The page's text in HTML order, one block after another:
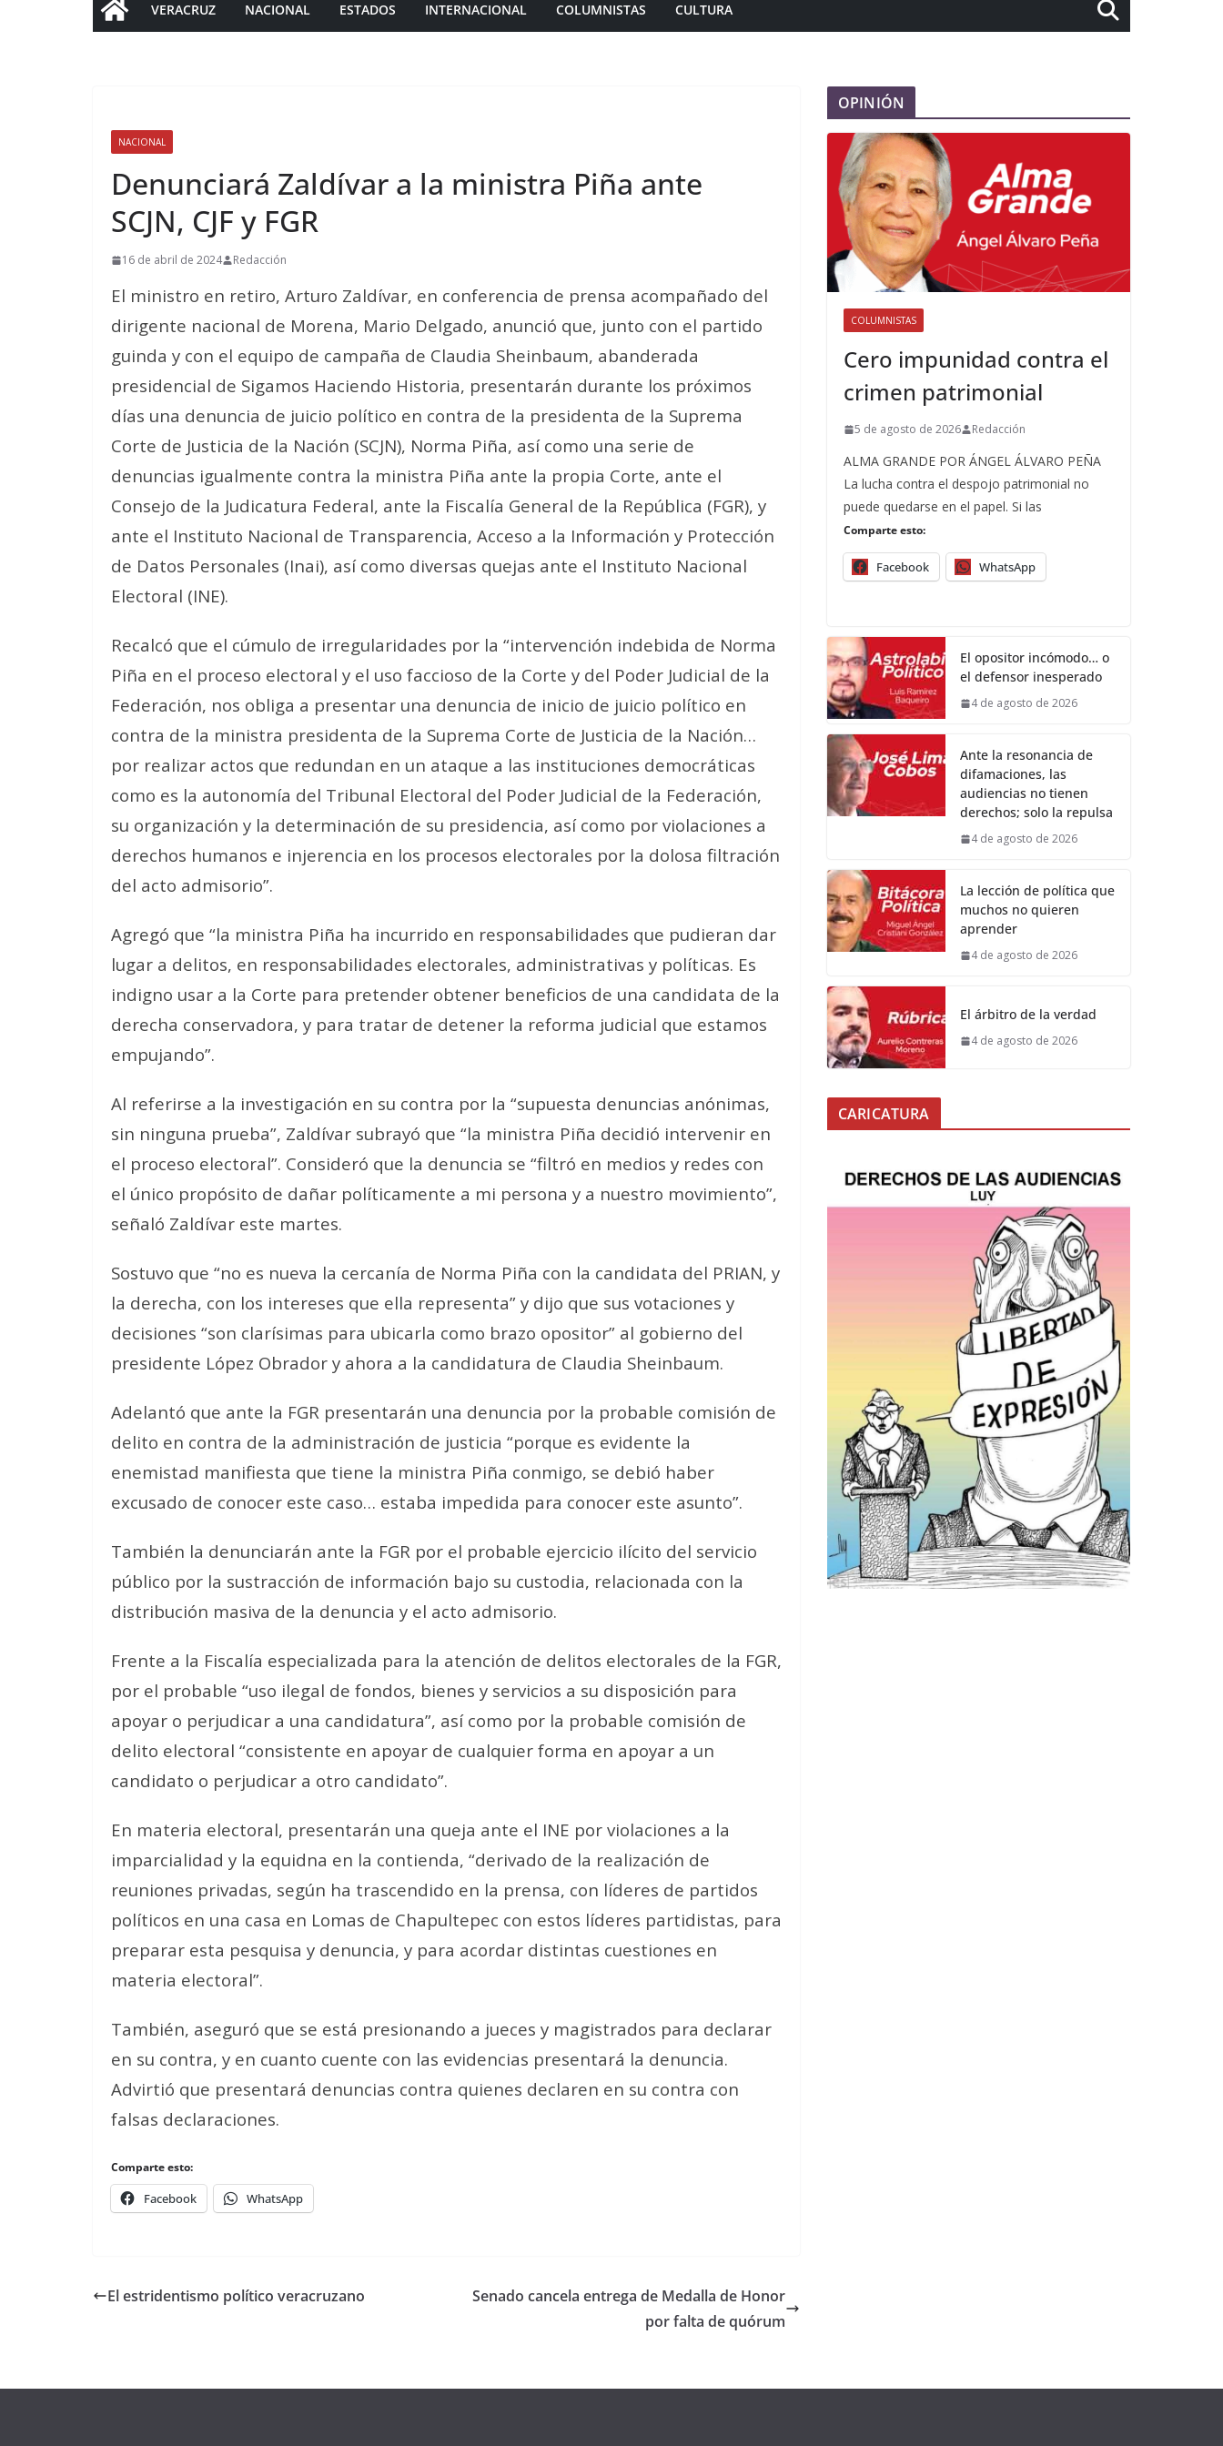
VERACRUZ NACIONAL ESTADOS INTERNACIONAL COLUMNISTAS CULTURA
NACIONAL
Denunciará Zaldívar a la ministra Piña ante
SCJN, CJF y FGR
16 de abril de 2024 Redacción
El ministro en retiro, Arturo Zaldívar, en conferencia de prensa acompañado del
dirigente nacional de Morena, Mario Delgado, anunció que, junto con el partido
guinda y con el equipo de campaña de Claudia Sheinbaum, abanderada
presidencial de Sigamos Haciendo Historia, presentarán durante los próximos
días una denuncia de juicio político en contra de la presidenta de la Suprema
Corte de Justicia de la Nación (SCJN), Norma Piña, así como una serie de
denuncias igualmente contra la ministra Piña ante la propia Corte, ante el
Consejo de la Judicatura Federal, ante la Fiscalía General de la República (FGR), y
ante el Instituto Nacional de Transparencia, Acceso a la Información y Protección
de Datos Personales (Inai), así como diversas quejas ante el Instituto Nacional
Electoral (INE).
Recalcó que el cúmulo de irregularidades por la “intervención indebida de Norma
Piña en el proceso electoral y el uso faccioso de la Corte y del Poder Judicial de la
Federación, nos obliga a presentar una denuncia de inicio de juicio político en
contra de la ministra presidenta de la Suprema Corte de Justicia de la Nación…
por realizar actos que redundan en un ataque a las instituciones democráticas
como es la autonomía del Tribunal Electoral del Poder Judicial de la Federación,
su organización y la determinación de su presidencia, así como por violaciones a
derechos humanos e injerencia en los procesos electorales por la dolosa filtración
del acto admisorio”.
Agregó que “la ministra Piña ha incurrido en responsabilidades que pudieran dar
lugar a delitos, en responsabilidades electorales, administrativas y políticas. Es
indigno usar a la Corte para pretender obtener beneficios de una candidata de la
derecha conservadora, y para tratar de detener la reforma judicial que estamos
empujando”.
Al referirse a la investigación en su contra por la “supuesta denuncias anónimas,
sin ninguna prueba”, Zaldívar subrayó que “la ministra Piña decidió intervenir en
el proceso electoral”. Consideró que la denuncia se “filtró en medios y redes con
el único propósito de dañar políticamente a mi persona y a nuestro movimiento”,
señaló Zaldívar este martes.
Sostuvo que “no es nueva la cercanía de Norma Piña con la candidata del PRIAN, y
la derecha, con los intereses que ella representa” y dijo que sus votaciones y
decisiones “son clarísimas para ubicarla como brazo opositor” al gobierno del
presidente López Obrador y ahora a la candidatura de Claudia Sheinbaum.
Adelantó que ante la FGR presentarán una denuncia por la probable comisión de
delito en contra de la administración de justicia “porque es evidente la
enemistad manifiesta que tiene la ministra Piña conmigo, se debió haber
excusado de conocer este caso… estaba impedida para conocer este asunto”.
También la denunciarán ante la FGR por el probable ejercicio ilícito del servicio
público por la sustracción de información bajo su custodia, relacionada con la
distribución masiva de la denuncia y el acto admisorio.
Frente a la Fiscalía especializada para la atención de delitos electorales de la FGR,
por el probable “uso ilegal de fondos, bienes y servicios a su disposición para
apoyar o perjudicar a una candidatura”, así como por la probable comisión de
delito electoral “consistente en apoyar de cualquier forma en apoyar a un
candidato o perjudicar a otro candidato”.
En materia electoral, presentarán una queja ante el INE por violaciones a la
imparcialidad y la equidna en la contienda, “derivado de la realización de
reuniones privadas, según ha trascendido en la prensa, con líderes de partidos
políticos en una casa en Lomas de Chapultepec con estos líderes partidistas, para
preparar esta pesquisa y denuncia, y para acordar distintas cuestiones en
materia electoral”.
También, aseguró que se está presionando a jueces y magistrados para declarar
en su contra, y en cuanto cuente con las evidencias presentará la denuncia.
Advirtió que presentará denuncias contra quienes declaren en su contra con
falsas declaraciones.
Comparte esto:
Facebook WhatsApp
El estridentismo político veracruzano
Senado cancela entrega de Medalla de Honor
por falta de quórum
OPINIÓN
COLUMNISTAS
Cero impunidad contra el
crimen patrimonial
5 de agosto de 2026 Redacción
ALMA GRANDE POR ÁNGEL ÁLVARO PEÑA
La lucha contra el despojo patrimonial no
puede quedarse en el papel. Si las
Comparte esto:
Facebook WhatsApp
El opositor incómodo… o
el defensor inesperado
4 de agosto de 2026
Ante la resonancia de
difamaciones, las
audiencias no tienen
derechos; solo la repulsa
4 de agosto de 2026
La lección de política que
muchos no quieren
aprender
4 de agosto de 2026
El árbitro de la verdad
4 de agosto de 2026
CARICATURA